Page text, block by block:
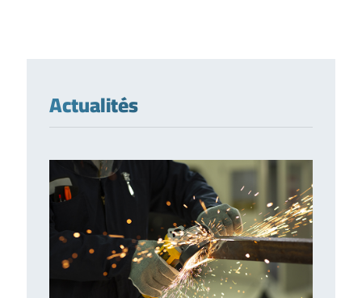
Actualités